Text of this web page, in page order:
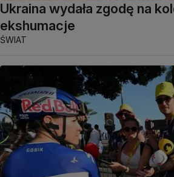
Ukraina wydała zgodę na
ekshumacje
ŚWIAT